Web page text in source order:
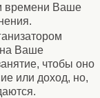
времени Ваше
на Ваше
чтобы оно
или доход, но,